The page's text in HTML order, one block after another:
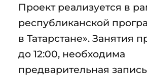
Проект реализуется в
республиканской
в Татарстане». Занятия
до 12:00, необходима
предварительная запись